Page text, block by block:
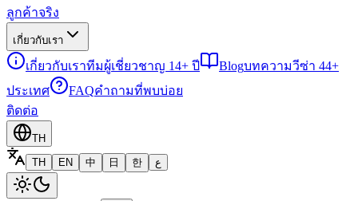
ลูกค้าจริง
เกี่ยวกับเรา
เกี่ยวกับเราทีมผู้เชี่ยวชาญ 14+ ปี Blogบทความวีซ่า 44+
ประเทศ
FAQคำถามที่พบบ่อย
ติดต่อ
TH
TH
EN 中 日 한 ع